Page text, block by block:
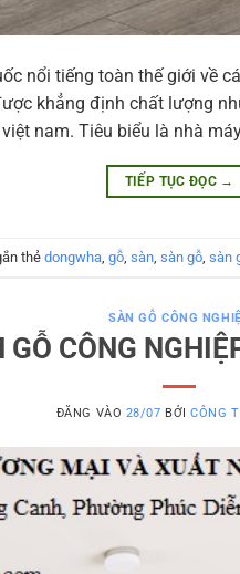
nổi tiếng toàn thế giới về
khẳng định chất lượng
nam. Tiêu biểu là nhà
TIẾP TỤC ĐỌC →
thẻdongwha gỗ sàn sàn gỗ sàn
SÀN GỖ CÔNG
GỖ CÔNG
ĐĂNG VÀO 28/07 BỞICÔNG